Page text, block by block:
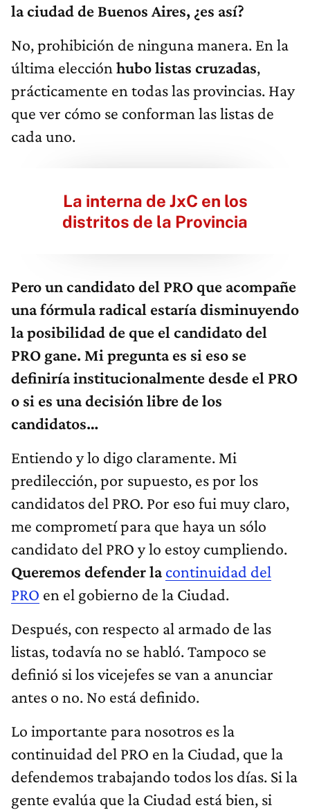
la ciudad de Buenos Aires, ¿es así?
No, prohibición de ninguna manera. En la
última elección hubo listas cruzadas,
prácticamente en todas las provincias. Hay
que ver cómo se conforman las listas de
cada uno.
La interna de JxC en los
distritos de la Provincia
Pero un candidato del PRO que acompañe
una fórmula radical estaría disminuyendo
la posibilidad de que el candidato del
PRO gane. Mi pregunta es si eso se
definiría institucionalmente desde el PRO
o si es una decisión libre de los
candidatos…
Entiendo y lo digo claramente. Mi
predilección, por supuesto, es por los
candidatos del PRO. Por eso fui muy claro,
me comprometí para que haya un sólo
candidato del PRO y lo estoy cumpliendo.
Queremos defender lacontinuidad del
PRO en el gobierno de la Ciudad.
Después, con respecto al armado de las
listas, todavía no se habló. Tampoco se
definió si los vicejefes se van a anunciar
antes o no. No está definido.
Lo importante para nosotros es la
continuidad del PRO en la Ciudad, que la
defendemos trabajando todos los días. Si la
gente evalúa que la Ciudad está bien, si